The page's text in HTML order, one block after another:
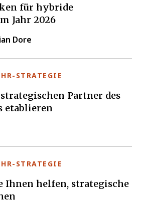
für hybride
Jahr 2026
Dore
HR-STRATEGIE
Partner des
etablieren
HR-STRATEGIE
Ihnen helfen, strategische